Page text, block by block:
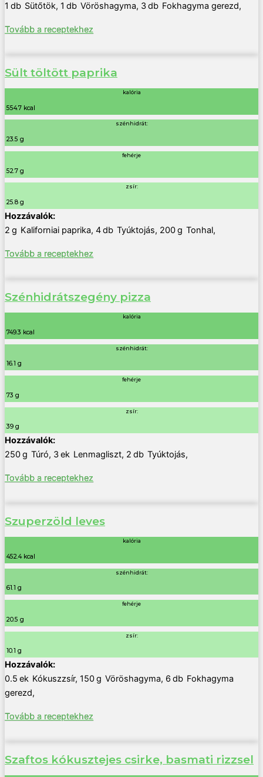
1 db Sütőtök, 1 db Vöröshagyma, 3db Fokhagyma gerezd,
Tovább a receptekhez
Sült töltött paprika
kalória
554.7 kcal
szénhidrát:
23.5 g
fehérje
52.7 g
zsír:
25.8 g
2 g Kaliforniai paprika, 4db Tyúktojás, 200g Tonhal,
Tovább a receptekhez
Szénhidrátszegény pizza
kalória
749.3 kcal
szénhidrát:
16.1 g
fehérje
73 g
zsír:
39 g
250g Túró, 3ek Lenmagliszt, 2 db Tyúktojás,
Tovább a receptekhez
Szuperzöld leves
kalória
452.4 kcal
szénhidrát:
61.1 g
fehérje
20.5 g
zsír:
10.1 g
0.5 ek Kókuszzsír, 150g Vöröshagyma, 6 db Fokhagyma
gerezd,
Tovább a receptekhez
Szaftos kókusztejes csirke, basmati rizzsel